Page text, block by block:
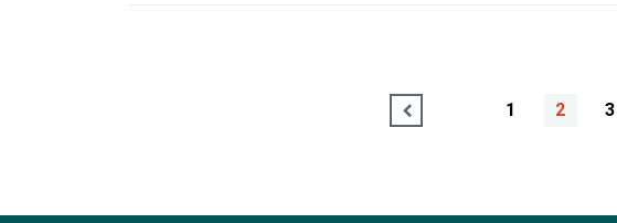
1 2 3